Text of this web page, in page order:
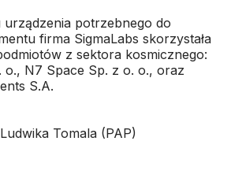
potrzebnego do
firma SigmaLabs skorzystała
z sektora kosmicznego:
o., N7 Space Sp. z o. o., oraz
S.A.
Tomala (PAP)